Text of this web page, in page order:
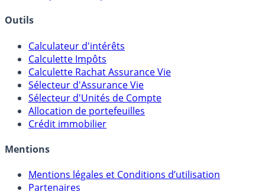
Banques & Comptes rémunérés
Outils
Calculateur d'intérêts
Calculette Impôts
Calculette Rachat Assurance Vie
Sélecteur d'Assurance Vie
Sélecteur d'Unités de Compte
Crédit immobilier
Mentions